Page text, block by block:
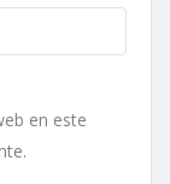
en este